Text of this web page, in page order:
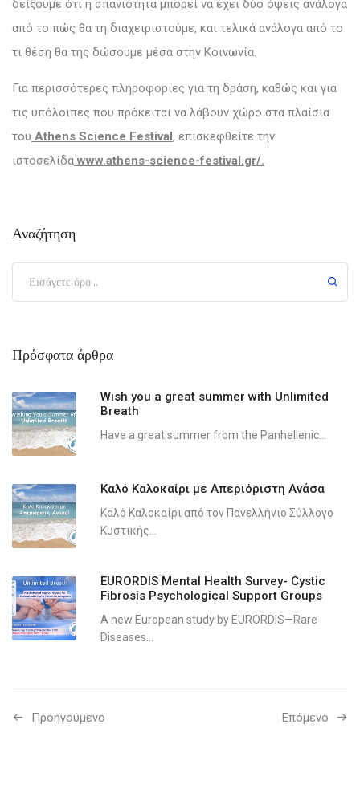
δείξουμε ότι η σπανιότητα μπορεί να έχει δύο όψεις ανάλογα
από το πώς θα τη διαχειριστούμε, και τελικά ανάλογα από το
τι θέση θα της δώσουμε μέσα στην Κοινωνία.
Για περισσότερες πληροφορίες για τη δράση, καθώς και για
τις υπόλοιπες που πρόκειται να λάβουν χώρο στα πλαίσια
του Athens Science Festival, επισκεφθείτε την
ιστοσελίδα www.athens-science-festival.gr/.
Αναζήτηση
Πρόσφατα άρθρα
Wish you a great summer with Unlimited
Breath
Have a great summer from the Panhellenic...
Καλό Καλοκαίρι με Απεριόριστη Ανάσα
Καλό Καλοκαίρι από τον Πανελλήνιο Σύλλογο
Κυστικής...
EURORDIS Mental Health Survey- Cystic
Fibrosis Psychological Support Groups
A new European study by EURORDIS—Rare
Diseases...
Προηγούμενo Επόμενο